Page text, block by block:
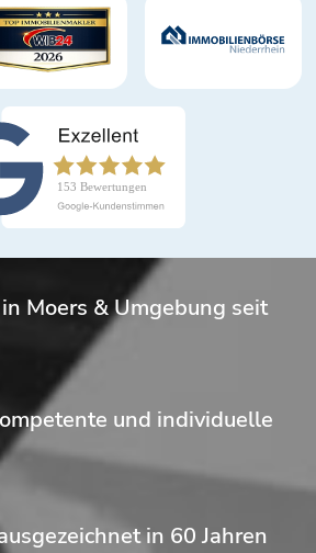
Moers & Umgebung seit
und individuelle
in 60 Jahren